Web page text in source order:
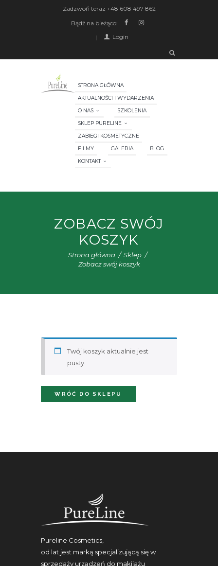
Zadzwoń teraz +48 608 497 862
Bądź na bieżąco:
Login
STRONA GŁÓWNA
AKTUALNOŚCI I WYDARZENIA
O NAS
SZKOLENIA
SKLEP PURELINE
ZABIEGI KOSMETYCZNE
FILMY
GALERIA
BLOG
KONTAKT
ZOBACZ SWÓJ
KOSZYK
Strona główna
Sklep
Zobacz swój koszyk
Twój koszyk aktualnie jest
pusty.
WRÓĆ DO SKLEPU
Pureline Cosmetics,
od lat jest marką specjalizującą się w
sprzedaży urządzeń do makijażu